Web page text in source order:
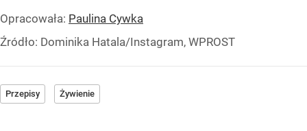
Opracowała: Paulina Cywka
Źródło: Dominika Hatala/Instagram, WPROST
Przepisy Żywienie